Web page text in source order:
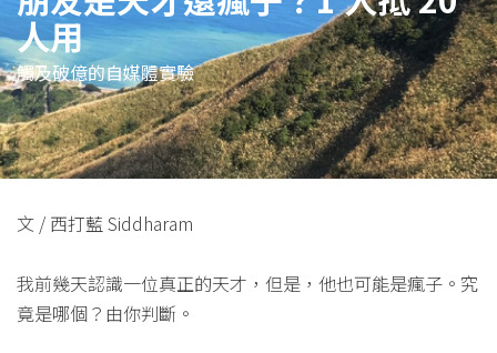
人用
觸及破億的自媒體實驗
文 / 西打藍 Siddharam
我前幾天認識一位真正的天才，但是，他也可能是瘋子。究
竟是哪個？由你判斷。